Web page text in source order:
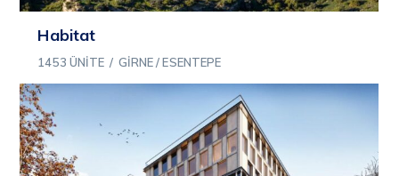
Habitat
1453 ÜNITE / GIRNE / ESENTEPE